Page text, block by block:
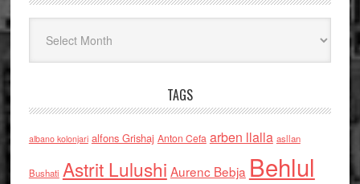
TAGS
albano kolonjari alfons Grishaj Anton Cefa arben llalla asllan
Bushati Astrit Lulushi Aurenc Bebja Behlul